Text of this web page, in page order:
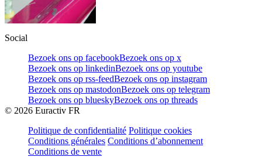
Social
Bezoek ons op facebookBezoek ons op x
Bezoek ons op linkedinBezoek ons op youtube
Bezoek ons op rss-feedBezoek ons op instagram
Bezoek ons op mastodonBezoek ons op telegram
Bezoek ons op blueskyBezoek ons op threads
© 2026 Euractiv FR
Politique de confidentialité Politique cookies
Conditions générales Conditions d’abonnement
Conditions de vente